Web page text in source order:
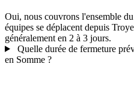
Oui, nous couvrons l'ensemble
équipes se déplacent depuis
généralement en 2 à 3 jours.
Quelle durée de fermeture
en Somme ?